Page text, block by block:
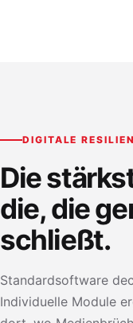
DIGITALE
Die
die, die
schließt.
Standardsoftware
Individuelle Module